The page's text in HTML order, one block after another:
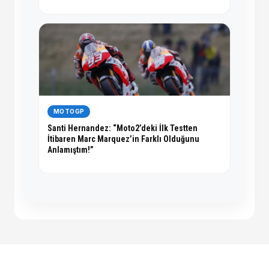
MOTOGP
Santi Hernandez: “Moto2’deki İlk Testten
İtibaren Marc Marquez’in Farklı Olduğunu
Anlamıştım!”